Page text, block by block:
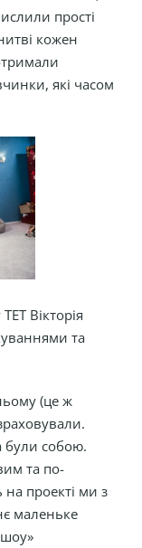
прості
кожен
які часом
Вікторія
та
(це ж
були собою.
та по-
проекті ми з
маленьке